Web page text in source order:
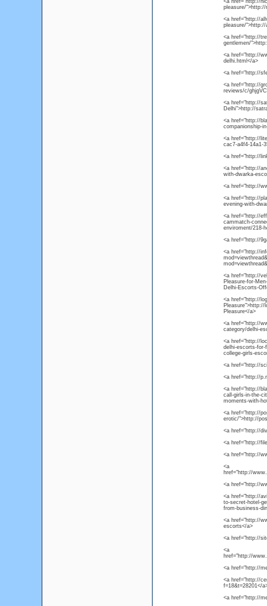
<a href="http://
pleasure/">http://
<a href="http://
pleasure/">http://
<a href="http://
gentlemen/
<a href="http://
delhi.html</a>
<a href="http://
<a href="http://
reviews/c/
<a href="http://
Delhi">http://
<a href="http://
companionship-
<a href="http://
cac7-a4f4-14a1-
<a href="http://
<a href="http://
with-dwarka-
<a href="http://
<a href="http://
evening-with-
<a href="http://
cammatch-
enviroment/218-
<a href="http://
<a href="http://
<a href="http://
Pleasure-for-
Delhi-Escorts-
<a href="http://
Pleasure">http://
Pleasure</a>
<a href="http://
category/delhi-
<a href="http://
delhi-escorts-
college-girls-
<a href="http://
<a href="http://
<a href="http://
call-girls-in-the-
moments-with-
<a href="http://
erotic/">http://
<a href="http://
<a href="http://
<a href="http://
<a
href="http://
<a href="http://
<a href="http://
to-secret-hotel-
from-business-
<a href="http://
escorts</a>
<a href="http://
<a
href="http://
<a href="http://
<a href="http://
f=18&t=28201</
<a href="http://